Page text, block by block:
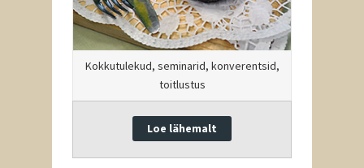
Kokkutulekud, seminarid, konverentsid,
toitlustus
Loe lähemalt